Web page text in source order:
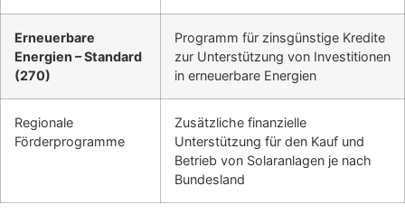
Erneuerbare
Energien – Standard
(270)
Programm für zinsgünstige Kredite
zur Unterstützung von Investitionen
in erneuerbare Energien
Regionale
Förderprogramme
Zusätzliche finanzielle
Unterstützung für den Kauf und
Betrieb von Solaranlagen je nach
Bundesland